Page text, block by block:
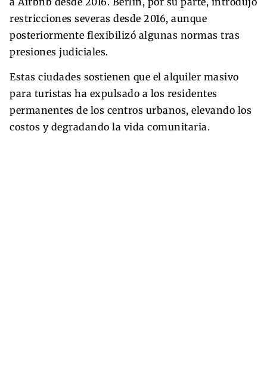
restricciones severas desde 2016, aunque
posteriormente flexibilizó algunas normas tras
presiones judiciales.
Estas ciudades sostienen que el alquiler masivo
para turistas ha expulsado a los residentes
permanentes de los centros urbanos, elevando los
costos y degradando la vida comunitaria.